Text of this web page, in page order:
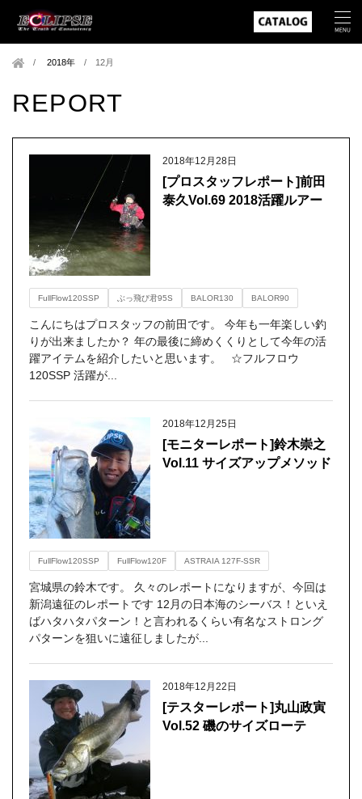
2018年 / 12月
REPORT
2018年12月28日
[プロスタッフレポート]前田
泰久Vol.69 2018活躍ルアー
FullFlow120SSP ぶっ飛び君95S BALOR130 BALOR90
こんにちはプロスタッフの前田です。 今年も一年楽しい釣
りが出来ましたか？ 年の最後に締めくくりとして今年の活
躍アイテムを紹介したいと思います。 ☆フルフロウ
120SSP 活躍が...
2018年12月25日
[モニターレポート]鈴木崇之
Vol.11 サイズアップメソッド
FullFlow120SSP FullFlow120F ASTRAIA 127F-SSR
宮城県の鈴木です。 久々のレポートになりますが、今回は
新潟遠征のレポートです 12月の日本海のシーバス！といえ
ばハタハタパターン！と言われるくらい有名なストロング
パターンを狙いに遠征しましたが...
2018年12月22日
[テスターレポート]丸山政寅
Vol.52 磯のサイズローテ